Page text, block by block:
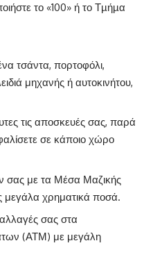
το «100» ή το Τµήµα
τσάντα, πορτοφόλι,
μηχανής ή αυτοκινήτου,
τις αποσκευές σας, παρά
σε κάποιο χώρο
σας με τα Μέσα Μαζικής
μεγάλα χρηματικά ποσά.
σας στα
(ΑΤΜ) με μεγάλη